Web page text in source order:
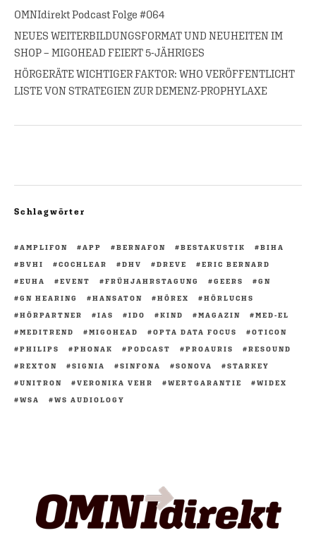
OMNIdirekt Podcast Folge #064
NEUES WEITERBILDUNGSFORMAT UND NEUHEITEN IM
SHOP – MIGOHEAD FEIERT 5-JÄHRIGES
HÖRGERÄTE WICHTIGER FAKTOR: WHO VERÖFFENTLICHT
LISTE VON STRATEGIEN ZUR DEMENZ-PROPHYLAXE
Schlagwörter
AMPLIFON APP BERNAFON BESTAKUSTIK
BIHA
BVHI
COCHLEAR DHV DREVE
ERIC BERNARD
EUHA
EVENT FRÜHJAHRSTAGUNG GEERS
GN
GN HEARING
HANSATON HÖREX
HÖRLUCHS
HÖRPARTNER
IAS IDO KIND MAGAZIN
MED-EL
MEDITREND
MIGOHEAD OPTA DATA FOCUS
OTICON
PHILIPS
PHONAK PODCAST PROAURIS
RESOUND
REXTON
SIGNIA SINFONA SONOVA
STARKEY
UNITRON
VERONIKA VEHR WERTGARANTIE
WIDEX
WSA
WS AUDIOLOGY